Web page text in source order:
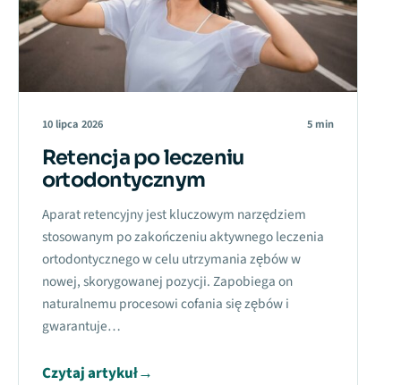
10 lipca 2026 5 min
Retencja po leczeniu
ortodontycznym
Aparat retencyjny jest kluczowym narzędziem
stosowanym po zakończeniu aktywnego leczenia
ortodontycznego w celu utrzymania zębów w
nowej, skorygowanej pozycji. Zapobiega on
naturalnemu procesowi cofania się zębów i
gwarantuje…
Czytaj artykuł→